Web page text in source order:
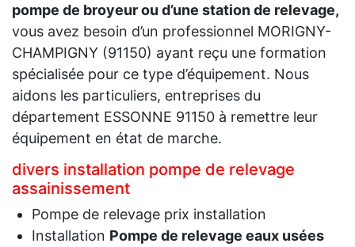
pompe de broyeur ou d’une station de relevage,
vous avez besoin d’un professionnel MORIGNY-
CHAMPIGNY (91150) ayant reçu une formation
spécialisée pour ce type d’équipement. Nous
aidons les particuliers, entreprises du
département ESSONNE 91150 à remettre leur
équipement en état de marche.
divers installation pompe de relevage
assainissement
Pompe de relevage prix installation
Installation Pompe de relevage eaux usées